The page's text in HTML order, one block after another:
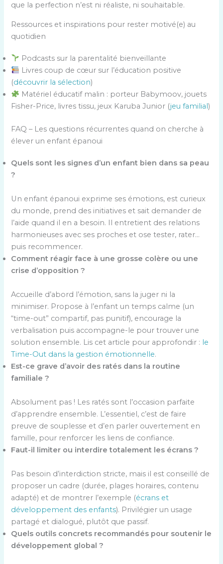
que la perfection n’est ni réaliste, ni souhaitable.
Ressources et inspirations pour rester motivé(e) au
quotidien
Podcasts sur la parentalité bienveillante
Livres coup de cœur sur l’éducation positive
(découvrir la sélection)
Matériel éducatif malin : porteur Babymoov, jouets
Fisher-Price, livres tissu, jeux Karuba Junior (jeu familial)
FAQ – Les questions récurrentes quand on cherche à
élever un enfant épanoui
Quels sont les signes d’un enfant bien dans sa peau
?
Un enfant épanoui exprime ses émotions, est curieux
du monde, prend des initiatives et sait demander de
l’aide quand il en a besoin. Il entretient des relations
harmonieuses avec ses proches et ose tester, rater…
puis recommencer.
Comment réagir face à une grosse colère ou une
crise d’opposition ?
Accueille d’abord l’émotion, sans la juger ni la
minimiser. Propose à l’enfant un temps calme (un
“time-out” compartif, pas punitif), encourage la
verbalisation puis accompagne-le pour trouver une
solution ensemble. Lis cet article pour approfondir : le
Time-Out dans la gestion émotionnelle.
Est-ce grave d’avoir des ratés dans la routine
familiale ?
Absolument pas ! Les ratés sont l’occasion parfaite
d’apprendre ensemble. L’essentiel, c’est de faire
preuve de souplesse et d’en parler ouvertement en
famille, pour renforcer les liens de confiance.
Faut-il limiter ou interdire totalement les écrans ?
Pas besoin d’interdiction stricte, mais il est conseillé de
proposer un cadre (durée, plages horaires, contenu
adapté) et de montrer l’exemple (écrans et
développement des enfants). Privilégier un usage
partagé et dialogué, plutôt que passif.
Quels outils concrets recommandés pour soutenir le
développement global ?